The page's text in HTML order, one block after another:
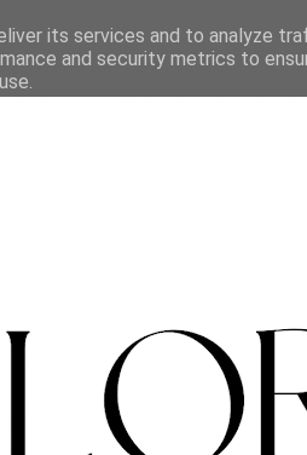
its services and to analyze
and security metrics to